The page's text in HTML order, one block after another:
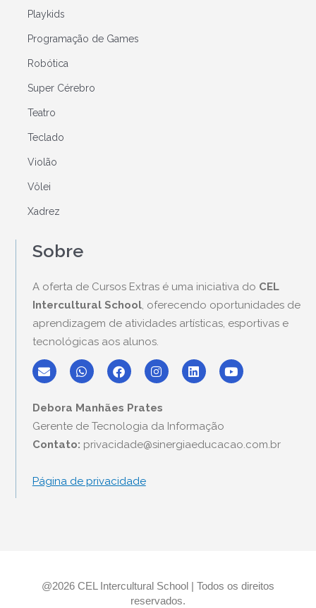
Playkids
Programação de Games
Robótica
Super Cérebro
Teatro
Teclado
Violão
Vôlei
Xadrez
Sobre
A oferta de Cursos Extras é uma iniciativa do CEL
Intercultural School, oferecendo oportunidades de
aprendizagem de atividades artísticas, esportivas e
tecnológicas aos alunos.
E
n
e
l
o
e
W
h
t
s
a
p
F
a
b
o
k
I
n
a
g
a
L
i
d
n
Y
o
Debora Manhães Prates
Gerente de Tecnologia da Informação
Contato: privacidade@sinergiaeducacao.com.br
Página de privacidade
@2026 CEL Intercultural School | Todos os direitos
reservados.